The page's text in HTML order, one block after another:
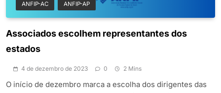
ANFIP-AC ANFIP-AP
Associados escolhem representantes dos
estados
4 de dezembro de 2023 0 2 Mins
O início de dezembro marca a escolha dos dirigentes das